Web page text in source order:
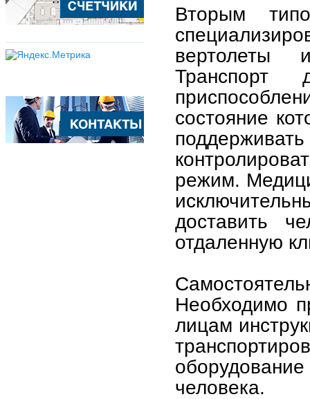
Вторым
вертолеты
Транспорт
состояние
режим.
доставить
отдаленную
Необходимо
лицам
человека.